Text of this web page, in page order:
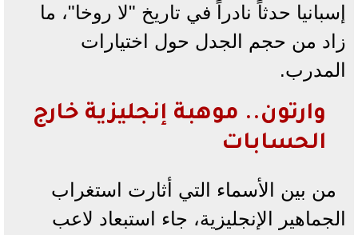
إسبانيا حدثاً نادراً في تاريخ "لا روخا"، ما
زاد من حجم الجدل حول اختيارات
المدرب.
وارتون.. موهبة إنجليزية خارج
الحسابات
من بين الأسماء التي أثارت استغراب
الجماهير الإنجليزية، جاء استبعاد لاعب